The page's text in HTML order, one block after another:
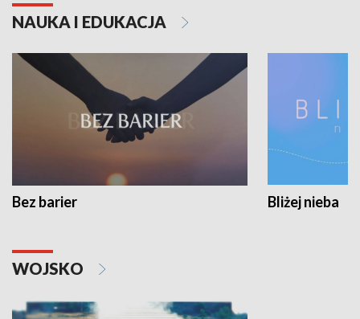
NAUKA I EDUKACJA
Bez barier Bliżej nieba
WOJSKO